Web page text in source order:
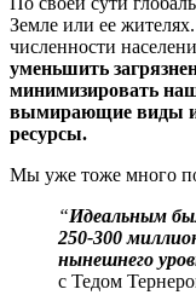
Земле или ее
численности
уменьшить
минимизировать
вымирающие виды
ресурсы.
Мы уже тоже много
“Идеальным
250-300
нынешнего
с Тедом